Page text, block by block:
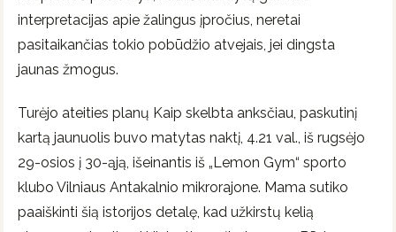
interpretacijas apie žalingus įpročius, neretai
pasitaikančias tokio pobūdžio atvejais, jei dingsta
jaunas žmogus.
Turėjo ateities planų Kaip skelbta anksčiau, paskutinį
kartą jaunuolis buvo matytas naktį, 4.21 val., iš rugsėjo
29-osios į 30-ąją, išeinantis iš „Lemon Gym“ sporto
klubo Vilniaus Antakalnio mikrorajone. Mama sutiko
paaiškinti šią istorijos detalę, kad užkirstų kelią